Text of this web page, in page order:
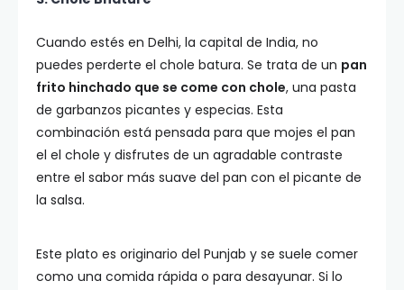
Cuando estés en Delhi, la capital de India, no
puedes perderte el chole batura. Se trata de un pan
frito hinchado que se come con chole, una pasta
de garbanzos picantes y especias. Esta
combinación está pensada para que mojes el pan
el el chole y disfrutes de un agradable contraste
entre el sabor más suave del pan con el picante de
la salsa.
Este plato es originario del Punjab y se suele comer
como una comida rápida o para desayunar. Si lo